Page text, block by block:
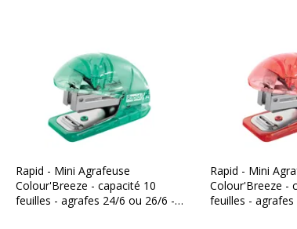
Garantie commerciale
Rapid - Mini Agrafeuse
Colour'Breeze - capacité 10
feuilles - agrafes 24/6 ou 26/6 -
Rapid - Mini
Colour'Breeze -
feuilles -